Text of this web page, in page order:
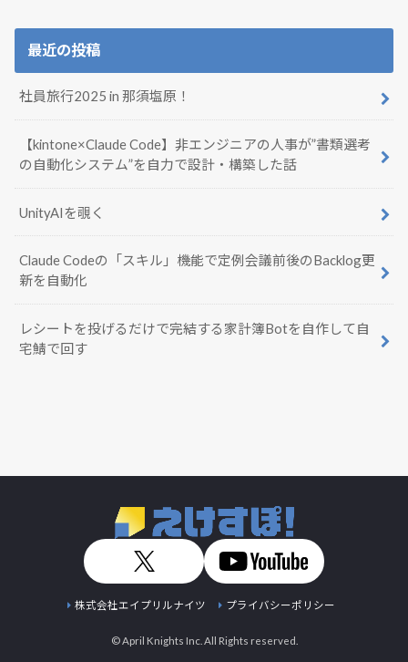
最近の投稿
社員旅行2025 in 那須塩原！
【kintone×Claude Code】非エンジニアの人事が”書類選考
の自動化システム”を自力で設計・構築した話
UnityAIを覗く
Claude Codeの「スキル」機能で定例会議前後のBacklog更
新を自動化
レシートを投げるだけで完結する家計簿Botを自作して自
宅鯖で回す
株式会社エイプリルナイツ プライバシーポリシー
© April Knights Inc. All Rights reserved.